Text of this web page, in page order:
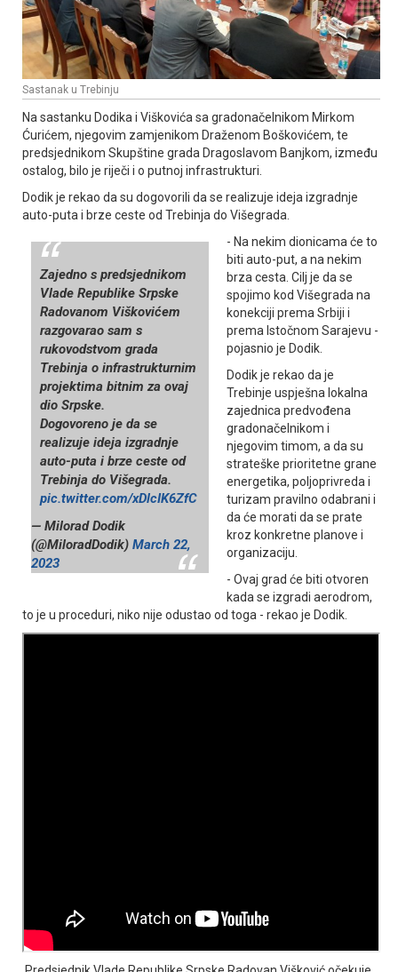
Sastanak u Trebinju
Na sastanku Dodika i Viškovića sa gradonačelnikom Mirkom
Ćurićem, njegovim zamjenikom Draženom Boškovićem, te
predsjednikom Skupštine grada Dragoslavom Banjkom, između
ostalog, bilo je riječi i o putnoj infrastrukturi.
Dodik je rekao da su dogovorili da se realizuje ideja izgradnje
auto-puta i brze ceste od Trebinja do Višegrada.
Zajedno s predsjednikom
Vlade Republike Srpske
Radovanom Viškovićem
razgovarao sam s
rukovodstvom grada
Trebinja o infrastrukturnim
projektima bitnim za ovaj
dio Srpske.
Dogovoreno je da se
realizuje ideja izgradnje
auto-puta i brze ceste od
Trebinja do Višegrada.
pic.twitter.com/xDlcIK6ZfC
— Milorad Dodik
(@MiloradDodik) March 22,
2023
- Na nekim dionicama će to
biti auto-put, a na nekim
brza cesta. Cilj je da se
spojimo kod Višegrada na
konekciji prema Srbiji i
prema Istočnom Sarajevu -
pojasnio je Dodik.
Dodik je rekao da je
Trebinje uspješna lokalna
zajednica predvođena
gradonačelnikom i
njegovim timom, a da su
strateške prioritetne grane
energetika, poljoprivreda i
turizam pravilno odabrani i
da će morati da se prate
kroz konkretne planove i
organizaciju.
- Ovaj grad će biti otvoren
kada se izgradi aerodrom,
to je u proceduri, niko nije odustao od toga - rekao je Dodik.